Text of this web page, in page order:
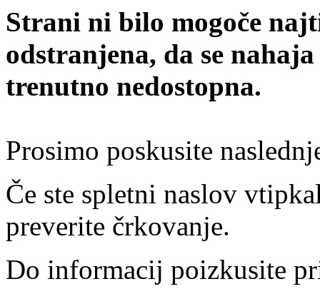
Strani ni bilo mogoče
odstranjena, da se
trenutno nedostopna.
Prosimo poskusite
Če ste spletni naslov
preverite črkovanje.
Do informacij poizkusite